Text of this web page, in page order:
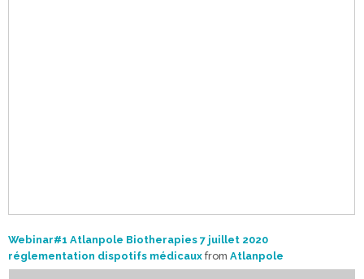
Webinar#1 Atlanpole Biotherapies 7 juillet 2020
réglementation dispotifs médicaux from Atlanpole